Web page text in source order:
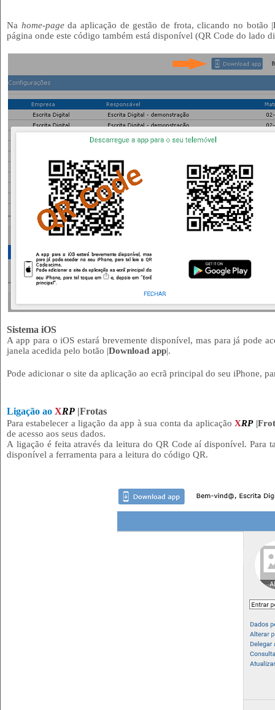
Na home-pageda aplicação de gestão de frota, clicando no botão |
página onde este código também está disponível (QR Code do lado
Sistema iOS
A app para o iOS estará brevemente disponível, mas para já pode
janela acedida pelo botão |Download app|.
Pode adicionar o site da aplicação ao ecrã principal do seu iPhone,
Ligação ao XRP |Frotas
Para estabelecer a ligação da app à sua conta da aplicaçãoXRP
de acesso aos seus dados.
A ligação é feita através da leitura do QR Code aí disponível. Para
disponível a ferramenta para a leitura do código QR.